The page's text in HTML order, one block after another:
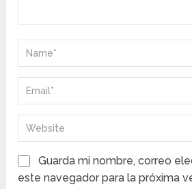
Guarda mi nombre, correo
este navegador para la próxima